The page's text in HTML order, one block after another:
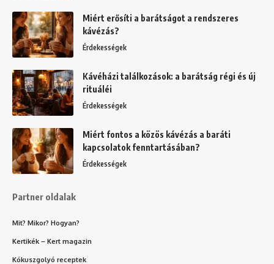
Miért erősíti a barátságot a rendszeres
kávézás?
Érdekességek
Kávéházi találkozások: a barátság régi és új
rituáléi
Érdekességek
Miért fontos a közös kávézás a baráti
kapcsolatok fenntartásában?
Érdekességek
Partner oldalak
Mit? Mikor? Hogyan?
Kertikék – Kert magazin
Kókuszgolyó receptek